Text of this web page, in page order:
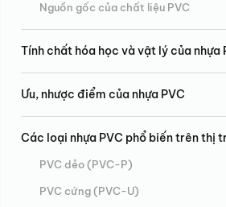
Nguồn gốc của chất liệu PVC
Tính chất hóa học và vật lý của nhựa
Ưu, nhược điểm của nhựa PVC
Các loại nhựa PVC phổ biến trên thị
PVC dẻo (PVC-P)
PVC cứng (PVC-U)